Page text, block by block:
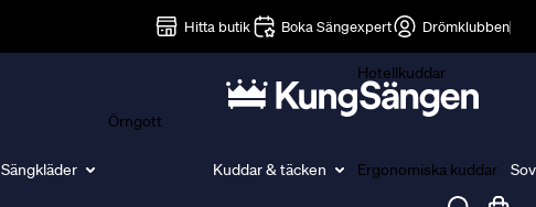
Hitta butik Boka Sängexpert Drömklubben
Sängkläder
Örngott
Kuddar & täcken
Hotellkuddar
Ergonomiska kuddar